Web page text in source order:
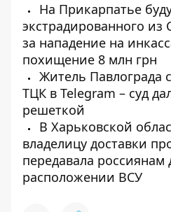
На Прикарпатье
экстрадированного из
за нападение на
похищение 8 млн грн
Житель Павлограда
ТЦК в Telegram – суд
решеткой
В Харьковской
владелицу доставки
передавала россиянам
расположении ВСУ